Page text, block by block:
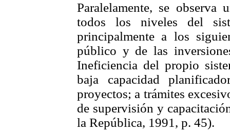
Paralelamente, se observa
todos los niveles del
principalmente a los
público y de las
Ineficiencia del propio
baja capacidad
proyectos; a trámites
de supervisión y
la República, 1991, p. 45).